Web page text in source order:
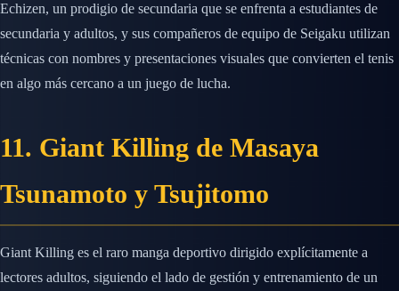
Echizen, un prodigio de secundaria que se enfrenta a estudiantes de
secundaria y adultos, y sus compañeros de equipo de Seigaku utilizan
técnicas con nombres y presentaciones visuales que convierten el tenis
en algo más cercano a un juego de lucha.
11. Giant Killing de Masaya
Tsunamoto y Tsujitomo
Giant Killing es el raro manga deportivo dirigido explícitamente a
lectores adultos, siguiendo el lado de gestión y entrenamiento de un